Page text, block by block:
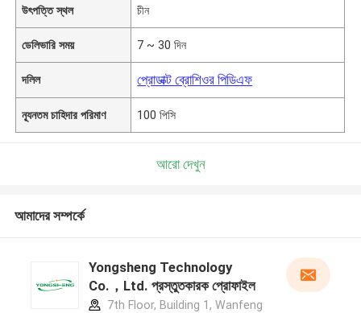
উৎপত্তি স্থল চীন
ডেলিভারি সময় 7 ~ 30 দিন
দলিল প্রোডাক্ট ব্রোশিওর পিডিএফ
ন্যূনতম চাহিদার পরিমাণ 100 পিসি
আরো দেখুন
আমাদের সম্পর্কে
Yongsheng Technology
Co.，Ltd. প্রস্তুতকারক প্রোফাইল
7th Floor, Building 1, Wanfeng